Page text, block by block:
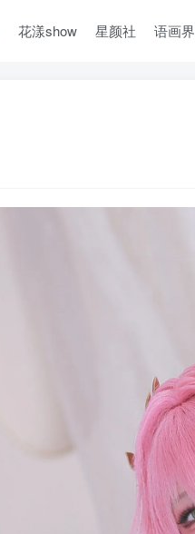
花漾show 星颜社 语画界